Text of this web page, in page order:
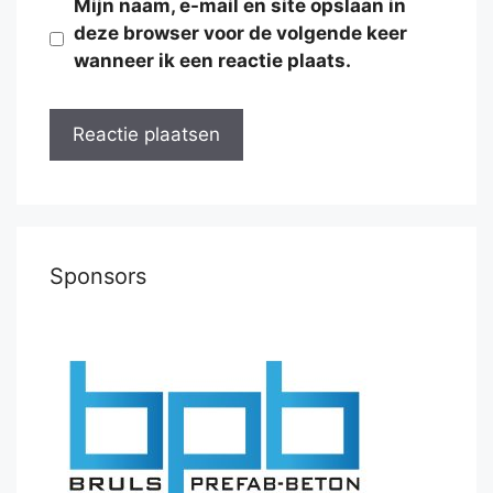
Mijn naam, e-mail en site opslaan in
deze browser voor de volgende keer
wanneer ik een reactie plaats.
Sponsors